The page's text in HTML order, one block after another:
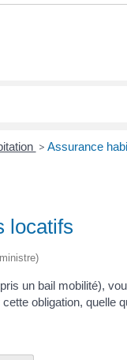
> Assurance
locatifs
un bail mobilité),
obligation, quelle